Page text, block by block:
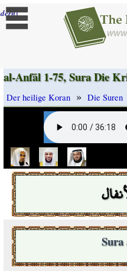
]
al-Anfāl 1-75, Sura Die
Der heilige Koran » Die Suren